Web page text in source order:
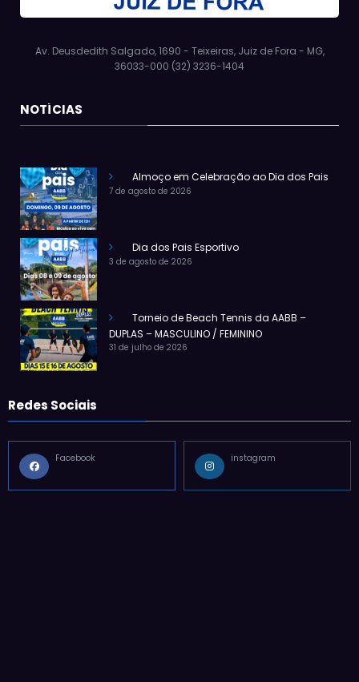
Av. Deusdedith Salgado, 1690 - Teixeiras, Juiz de Fora - MG,
36033-000 (32) 3236-1404
NOTÍCIAS
Almoço em Celebração ao Dia dos Pais
7 de agosto de 2026
Dia dos Pais Esportivo
3 de agosto de 2026
Torneio de Beach Tennis da AABB –
DUPLAS – MASCULINO / FEMININO
31 de julho de 2026
Redes Sociais
Facebook instagram